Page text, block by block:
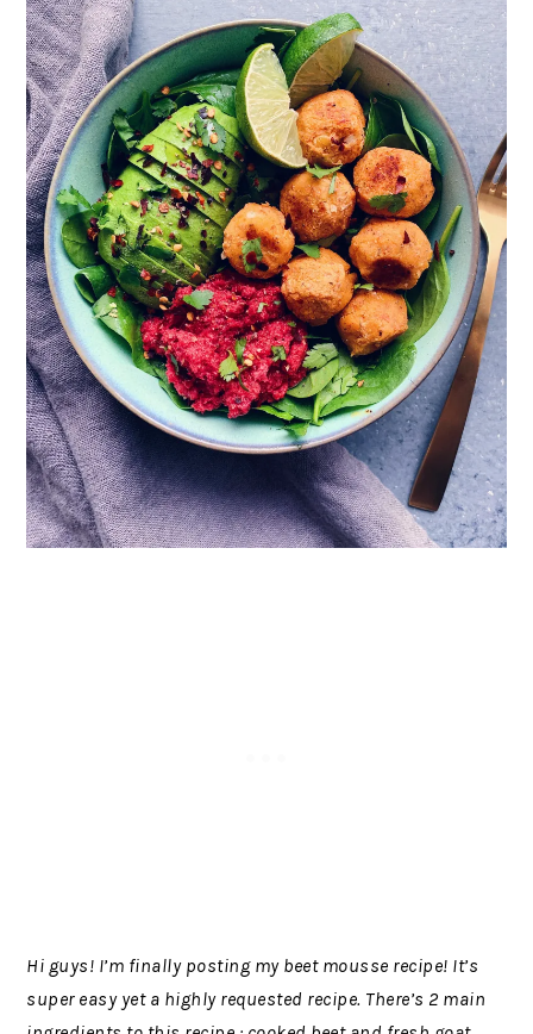
Hi guys! I’m finally posting my beet mousse recipe! It’s
super easy yet a highly requested recipe. There’s 2 main